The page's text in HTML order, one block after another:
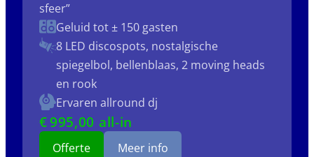
sfeer”
Geluid tot ± 150 gasten
8 LED discospots, nostalgische
spiegelbol, bellenblaas, 2 moving heads
en rook
Ervaren allround dj
€995,00 all-in
Offerte Meer info